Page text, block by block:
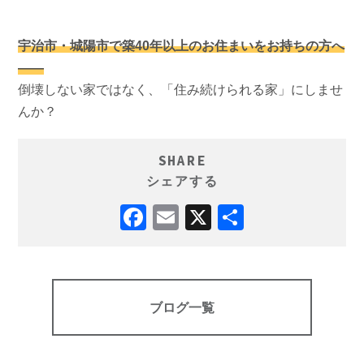
宇治市・城陽市で築40年以上のお住まいをお持ちの方へ
——
倒壊しない家ではなく、「住み続けられる家」にしませ
んか？
SHARE
シェアする
ブログ一覧